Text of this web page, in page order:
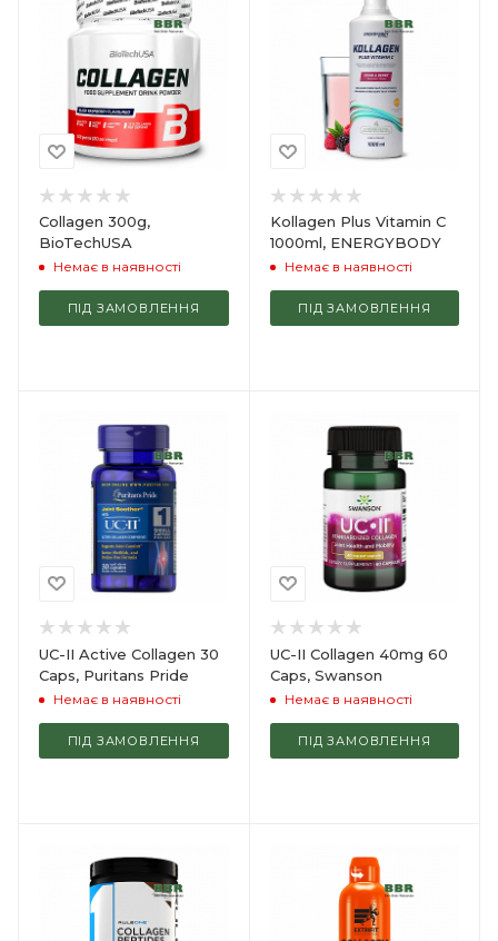
Collagen 300g,
BioTechUSA
Немає в наявності
ПІД ЗАМОВЛЕННЯ
Kollagen Plus Vitamin C
1000ml, ENERGYBODY
Немає в наявності
ПІД ЗАМОВЛЕННЯ
UC-II Active Collagen 30
Caps, Puritans Pride
Немає в наявності
ПІД ЗАМОВЛЕННЯ
UC-II Collagen 40mg 60
Caps, Swanson
Немає в наявності
ПІД ЗАМОВЛЕННЯ